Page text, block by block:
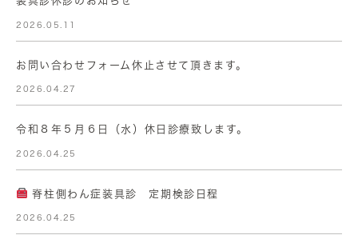
2026.05.11
お問い合わせフォーム休止させて頂きます。
2026.04.27
令和８年５月６日（水）休日診療致します。
2026.04.25
脊柱側わん症装具診 定期検診日程
2026.04.25